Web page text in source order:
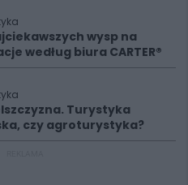
wysp na
według biura CARTER®
Turystyka
czy agroturystyka?